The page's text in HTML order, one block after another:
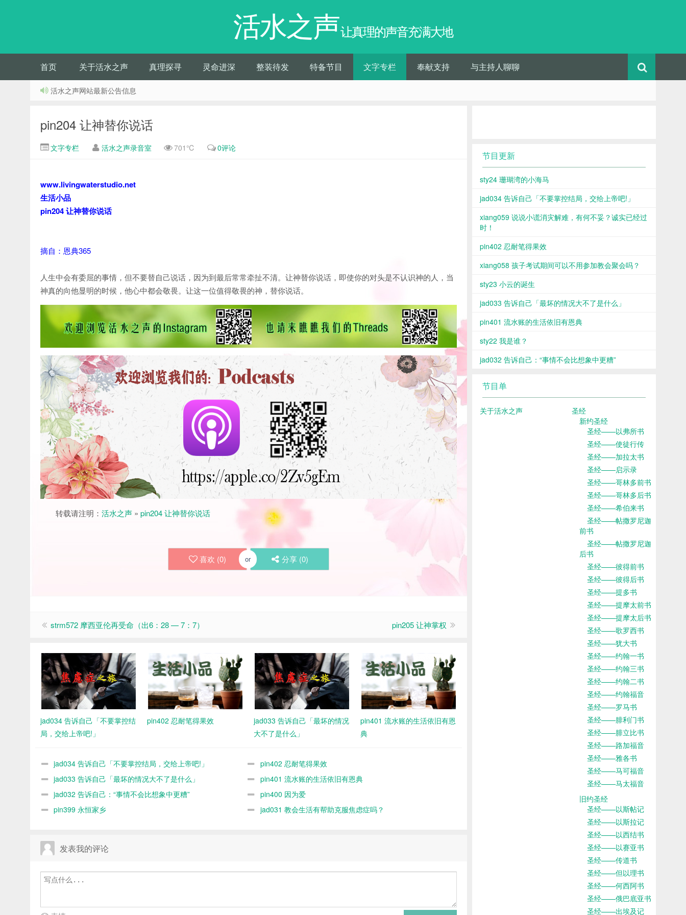
活水之声让真理的声音充满大地
首页 关于活水之声 真理探寻 灵命进深 整装待发 特备节目 文字专栏 奉献支持 与主持人聊聊
活水之声网站最新公告信息
pin204 让神替你说话
文字专栏 活水之声录音室 701℃ 0评论
www.livingwaterstudio.net
生活小品
pin204 让神替你说话
摘自：恩典365
人生中会有委屈的事情，但不要替自己说话，因为到最后常常牵扯不清。让神替你说话，即使你的对头是不认识神的人，当
神真的向他显明的时候，他心中都会敬畏。让这一位值得敬畏的神，替你说话。
转载请注明： 活水之声 » pin204 让神替你说话
喜欢 (0) or 分享 (0)
strm572 摩西亚伦再受命（出6：28 — 7：7） pin205 让神掌权
jad034 告诉自己「不要掌控结
局，交给上帝吧!」
pin402 忍耐笔得果效
jad033 告诉自己「最坏的情况
大不了是什么」
pin401 流水账的生活依旧有恩
典
jad034 告诉自己「不要掌控结局，交给上帝吧!」
pin402 忍耐笔得果效
jad033 告诉自己「最坏的情况大不了是什么」
pin401 流水账的生活依旧有恩典
jad032 告诉自己：“事情不会比想象中更糟”
pin400 因为爱
pin399 永恒家乡
jad031 教会生活有帮助克服焦虑症吗？
发表我的评论
节目更新
sty24 珊瑚湾的小海马
jad034 告诉自己「不要掌控结局，交给上帝吧!」
xiang059 说说小谎消灾解难，有何不妥？诚实已经过
时！
pin402 忍耐笔得果效
xiang058 孩子考试期间可以不用参加教会聚会吗？
sty23 小云的诞生
jad033 告诉自己「最坏的情况大不了是什么」
pin401 流水账的生活依旧有恩典
sty22 我是谁？
jad032 告诉自己：“事情不会比想象中更糟”
节目单
关于活水之声
圣经
新约圣经
圣经——以弗所书
圣经——使徒行传
圣经——加拉太书
圣经——启示录
圣经——哥林多前书
圣经——哥林多后书
圣经——希伯来书
圣经——帖撒罗尼迦
前书
圣经——帖撒罗尼迦
后书
圣经——彼得前书
圣经——彼得后书
圣经——提多书
圣经——提摩太前书
圣经——提摩太后书
圣经——歌罗西书
圣经——犹大书
圣经——约翰一书
圣经——约翰三书
圣经——约翰二书
圣经——约翰福音
圣经——罗马书
圣经——腓利门书
圣经——腓立比书
圣经——路加福音
圣经——雅各书
圣经——马可福音
圣经——马太福音
旧约圣经
圣经——以斯帖记
圣经——以斯拉记
圣经——以西结书
圣经——以赛亚书
圣经——传道书
圣经——但以理书
圣经——何西阿书
圣经——俄巴底亚书
圣经——出埃及记